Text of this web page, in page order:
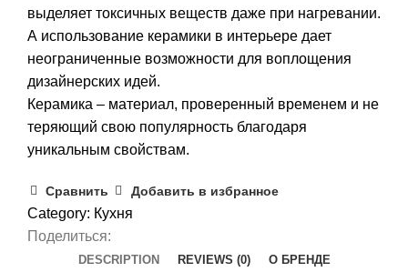
выделяет токсичных веществ даже при нагревании.
А использование керамики в интерьере дает
неограниченные возможности для воплощения
дизайнерских идей.
Керамика – материал, проверенный временем и не
теряющий свою популярность благодаря
уникальным свойствам.
Сравнить Добавить в избранное
Category: Кухня
Поделиться:
DESCRIPTION REVIEWS (0) О БРЕНДЕ